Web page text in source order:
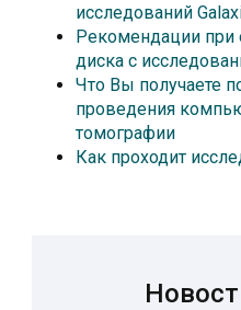
исследований
Рекомендации при
диска с
Что Вы получаете
проведения
томографии
Как проходит